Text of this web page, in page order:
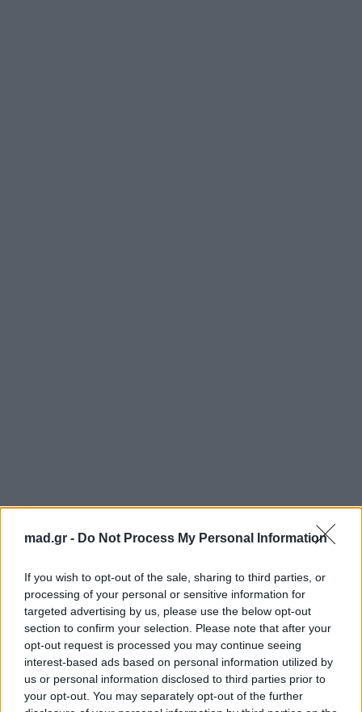
mad.gr - Do Not Process My Personal Information
If you wish to opt-out of the sale, sharing to third parties, or
processing of your personal or sensitive information for
targeted advertising by us, please use the below opt-out
section to confirm your selection. Please note that after your
opt-out request is processed you may continue seeing
interest-based ads based on personal information utilized by
us or personal information disclosed to third parties prior to
your opt-out. You may separately opt-out of the further